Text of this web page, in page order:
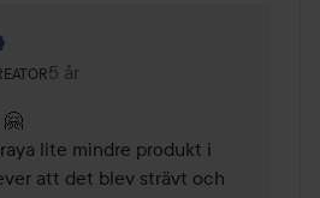
roll: Lyko Creator.
5 år
Kommentaren lades 5 år
🤗
lite mindre produkt i
att det blev strävt och